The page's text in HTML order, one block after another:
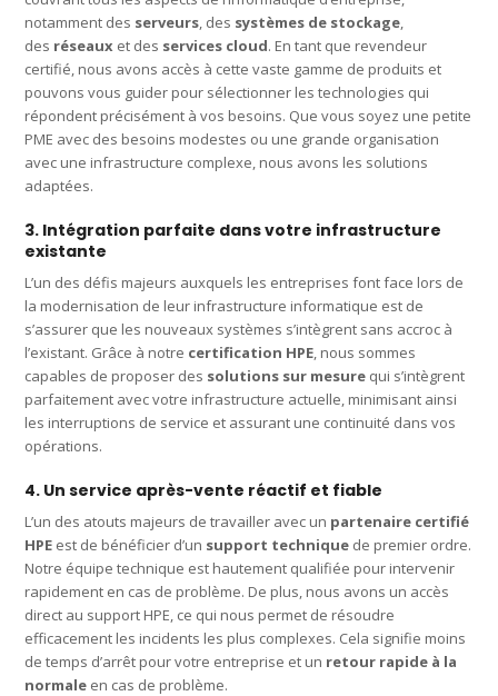
notamment des serveurs, des systèmes de stockage,
des réseaux et des services cloud. En tant que revendeur
certifié, nous avons accès à cette vaste gamme de produits et
pouvons vous guider pour sélectionner les technologies qui
répondent précisément à vos besoins. Que vous soyez une petite
PME avec des besoins modestes ou une grande organisation
avec une infrastructure complexe, nous avons les solutions
adaptées.
3. Intégration parfaite dans votre infrastructure
existante
L’un des défis majeurs auxquels les entreprises font face lors de
la modernisation de leur infrastructure informatique est de
s’assurer que les nouveaux systèmes s’intègrent sans accroc à
l’existant. Grâce à notre certification HPE, nous sommes
capables de proposer des solutions sur mesure qui s’intègrent
parfaitement avec votre infrastructure actuelle, minimisant ainsi
les interruptions de service et assurant une continuité dans vos
opérations.
4. Un service après-vente réactif et fiable
L’un des atouts majeurs de travailler avec un partenaire certifié
HPE est de bénéficier d’un support technique de premier ordre.
Notre équipe technique est hautement qualifiée pour intervenir
rapidement en cas de problème. De plus, nous avons un accès
direct au support HPE, ce qui nous permet de résoudre
efficacement les incidents les plus complexes. Cela signifie moins
de temps d’arrêt pour votre entreprise et un retour rapide à la
normale en cas de problème.